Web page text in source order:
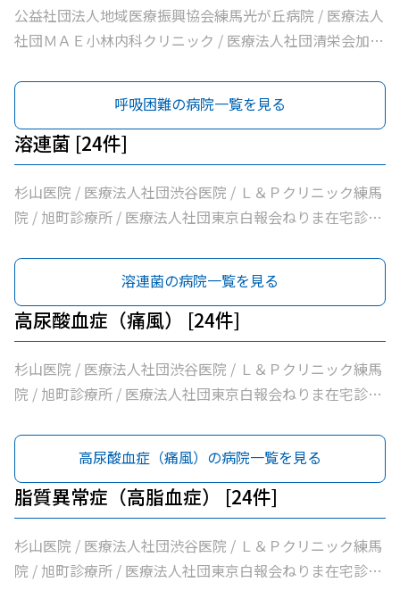
会加藤医院 / 髙鳥医院 / 医療法人社団誠信会わかばクリニ
ック
ック / 医療法人社団翔真会浜野小児科内科クリニック / 練
馬光が丘内科内視鏡クリニック / 医療法人社団輝恭会いし
クリニック / 医療法人社団ＭＡＥ小林内科クリニック / 医
療法人社団裕仁会鈴木耳鼻咽喉科 / 医療法人社団蒼生会高
松医院 / 医療法人社団優腎会優人光が丘クリニック / 光が
丘南佐藤医院 / ささき内科クリニック / 医療法人社団清栄
会加藤医院 / 髙鳥医院 / 医療法人社団誠信会わかばクリニ
ック
公益社団法人地域医療振興協会練馬光が丘病院 / 医療法人
社団ＭＡＥ小林内科クリニック / 医療法人社団清栄会加藤
呼吸困難の病院一覧を見る
溶連菌 [24件]
杉山医院 / 医療法人社団渋谷医院 / Ｌ＆Ｐクリニック練馬
院 / 旭町診療所 / 医療法人社団東京白報会ねりま在宅診療
科・老年内科 / 医療法人社団啓妙会桑名医院 / 医療法人社
団慈誠会慈誠会・光が丘病院 / 公益社団法人地域医療振興
協会練馬光が丘病院 / 医療法人社団健寿の樹きくかわクリ
ニック東館分院内科・老年内科 / 医療法人社団金谷クリニ
ック / 医療法人社団翔真会浜野小児科内科クリニック / 練
馬光が丘内科内視鏡クリニック / 医療法人社団輝恭会いし
クリニック / 医療法人社団ＭＡＥ小林内科クリニック / 医
療法人社団裕仁会鈴木耳鼻咽喉科 / 医療法人社団蒼生会高
松医院 / 医療法人社団優腎会優人光が丘クリニック / 光が
丘南佐藤医院 / ささき内科クリニック / 医療法人社団清栄
会加藤医院 / 髙鳥医院 / 医療法人社団誠信会わかばクリニ
ック
溶連菌の病院一覧を見る
高尿酸血症（痛風） [24件]
杉山医院 / 医療法人社団渋谷医院 / Ｌ＆Ｐクリニック練馬
院 / 旭町診療所 / 医療法人社団東京白報会ねりま在宅診療
科・老年内科 / 医療法人社団啓妙会桑名医院 / 医療法人社
団慈誠会慈誠会・光が丘病院 / 公益社団法人地域医療振興
協会練馬光が丘病院 / 医療法人社団健寿の樹きくかわクリ
ニック東館分院内科・老年内科 / 医療法人社団金谷クリニ
ック / 医療法人社団翔真会浜野小児科内科クリニック / 練
馬光が丘内科内視鏡クリニック / 医療法人社団輝恭会いし
高尿酸血症（痛風）の病院一覧を見る
脂質異常症（高脂血症） [24件]
杉山医院 / 医療法人社団渋谷医院 / Ｌ＆Ｐクリニック練馬
院 / 旭町診療所 / 医療法人社団東京白報会ねりま在宅診療